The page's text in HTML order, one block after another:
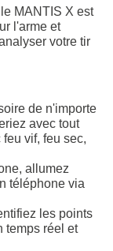
MANTIS X est
l'arme et
votre tir
de n'importe
avec tout
vif, feu sec,
allumez
téléphone via
les points
temps réel et